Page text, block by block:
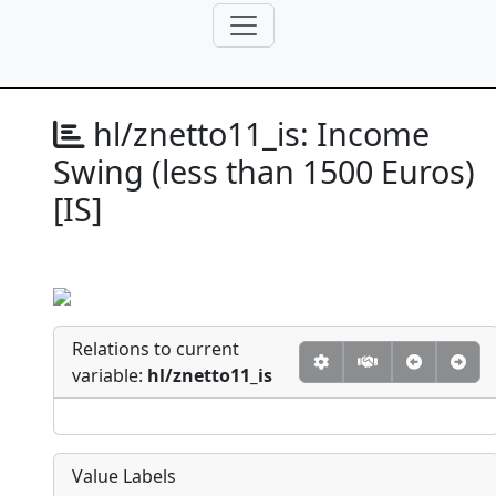
hl/znetto11_is: Income
Swing (less than 1500 Euros)
[IS]
Relations to current
variable: hl/znetto11_is
Value Labels